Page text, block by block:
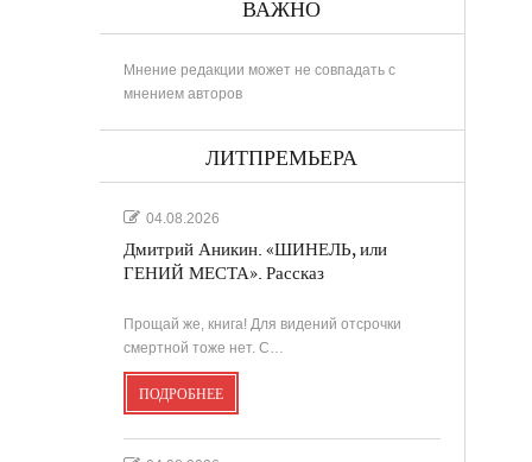
ВАЖНО
Мнение редакции может не совпадать с
мнением авторов
ЛИТПРЕМЬЕРА
04.08.2026
Дмитрий Аникин. «ШИНЕЛЬ, или
ГЕНИЙ МЕСТА». Рассказ
Прощай же, книга! Для видений отсрочки
смертной тоже нет. С…
ПОДРОБНЕЕ